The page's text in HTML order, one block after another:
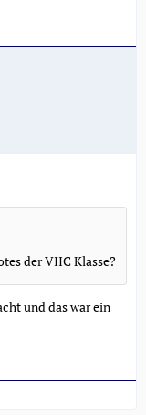
der VIIC Klasse?
und das war ein